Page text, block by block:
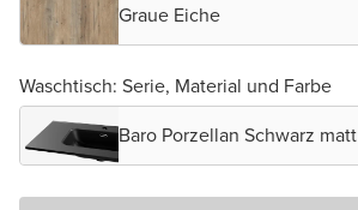
Graue Eiche
Waschtisch: Serie, Material und Farbe
Baro Porzellan Schwarz matt